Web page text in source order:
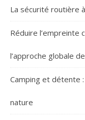
La sécurité routière
Réduire l’empreinte
l’approche globale
Camping et détente
nature